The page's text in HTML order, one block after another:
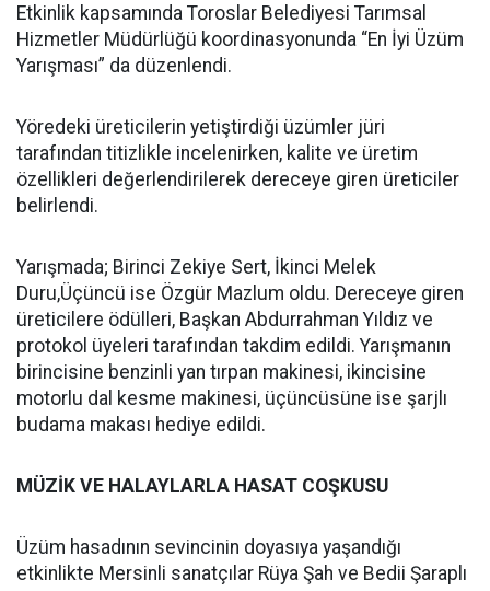
Etkinlik kapsamında Toroslar Belediyesi Tarımsal
Hizmetler Müdürlüğü koordinasyonunda “En İyi Üzüm
Yarışması” da düzenlendi.
Yöredeki üreticilerin yetiştirdiği üzümler jüri
tarafından titizlikle incelenirken, kalite ve üretim
özellikleri değerlendirilerek dereceye giren üreticiler
belirlendi.
Yarışmada; Birinci Zekiye Sert, İkinci Melek
Duru,Üçüncü ise Özgür Mazlum oldu. Dereceye giren
üreticilere ödülleri, Başkan Abdurrahman Yıldız ve
protokol üyeleri tarafından takdim edildi. Yarışmanın
birincisine benzinli yan tırpan makinesi, ikincisine
motorlu dal kesme makinesi, üçüncüsüne ise şarjlı
budama makası hediye edildi.
MÜZİK VE HALAYLARLA HASAT COŞKUSU
Üzüm hasadının sevincinin doyasıya yaşandığı
etkinlikte Mersinli sanatçılar Rüya Şah ve Bedii Şaraplı